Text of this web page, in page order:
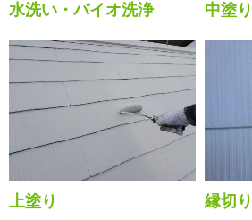
水洗い・バイオ洗浄 中塗り
上塗り 縁切り